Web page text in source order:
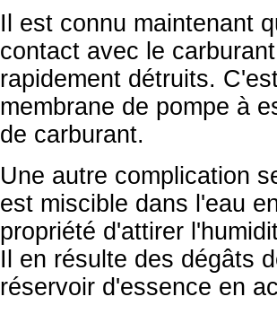
Il est connu maintenant
contact avec le
rapidement détruits.
membrane de pompe à
de carburant.
Une autre complication
est miscible dans l'eau
propriété d'attirer
Il en résulte des dégâts
réservoir d'essence en